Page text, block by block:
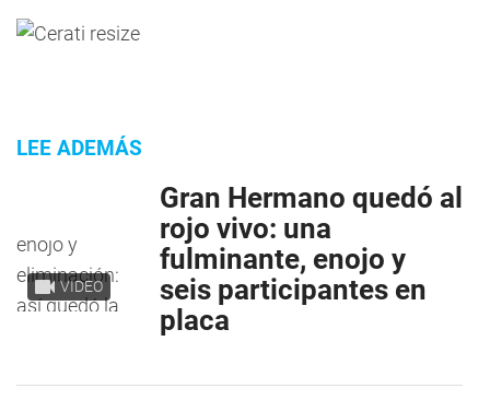
LEE ADEMÁS
VIDEO
Gran Hermano quedó al
rojo vivo: una
fulminante, enojo y
seis participantes en
placa